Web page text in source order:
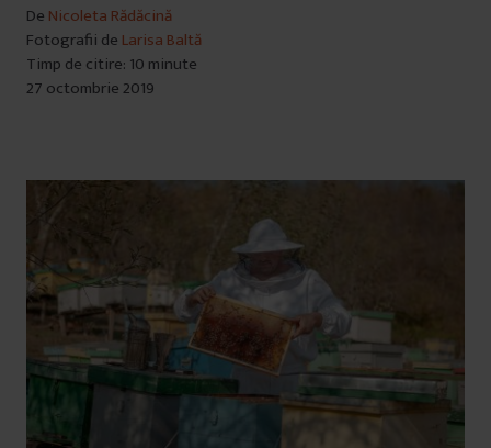
De Nicoleta Rădăcină
Fotografii de Larisa Baltă
Timp de citire: 10 minute
27 octombrie 2019